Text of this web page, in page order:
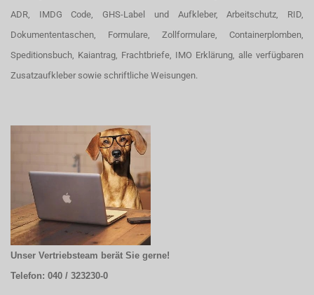
ADR, IMDG Code, GHS-Label und Aufkleber, Arbeitschutz, RID,
Dokumententaschen, Formulare, Zollformulare, Containerplomben,
Speditionsbuch, Kaiantrag, Frachtbriefe, IMO Erklärung, alle verfügbaren
Zusatzaufkleber sowie schriftliche Weisungen.
Unser Vertriebsteam berät Sie gerne!
Telefon: 040 / 323230-0